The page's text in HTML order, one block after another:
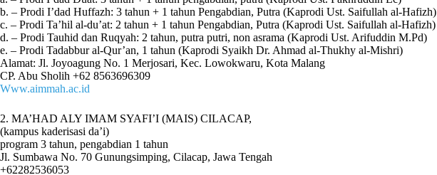
b. – Prodi I’dad Huffazh: 3 tahun + 1 tahun Pengabdian, Putra (Kaprodi Ust. Saifullah al-Hafizh)
c. – Prodi Ta’hil al-du’at: 2 tahun + 1 tahun Pengabdian, Putra (Kaprodi Ust. Saifullah al-Hafizh)
d. – Prodi Tauhid dan Ruqyah: 2 tahun, putra putri, non asrama (Kaprodi Ust. Arifuddin M.Pd)
e. – Prodi Tadabbur al-Qur’an, 1 tahun (Kaprodi Syaikh Dr. Ahmad al-Thukhy al-Mishri)
Alamat: Jl. Joyoagung No. 1 Merjosari, Kec. Lowokwaru, Kota Malang
CP. Abu Sholih +62 8563696309
Www.aimmah.ac.id
2. MA’HAD ALY IMAM SYAFI’I (MAIS) CILACAP,
(kampus kaderisasi da’i)
program 3 tahun, pengabdian 1 tahun
Jl. Sumbawa No. 70 Gunungsimping, Cilacap, Jawa Tengah
+62282536053